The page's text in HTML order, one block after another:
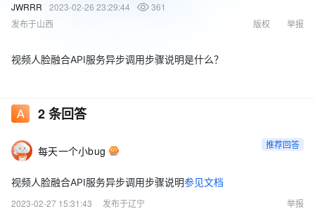
JWRRR
2023-02-26 23:29:44
361
发布于山西
举报
版权
视频人脸融合API服务异步调用步骤说明是什么？
2条回答
每天一个小bug 推荐回答
视频人脸融合API服务异步调用步骤说明参见文档
2023-02-27 15:31:43
发布于辽宁 举报